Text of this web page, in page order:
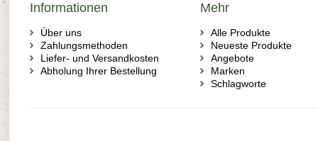
Informationen
Über uns
Zahlungsmethoden
Liefer- und Versandkosten
Abholung Ihrer Bestellung
Mehr
Alle Produkte
Neueste Produkte
Angebote
Marken
Schlagworte